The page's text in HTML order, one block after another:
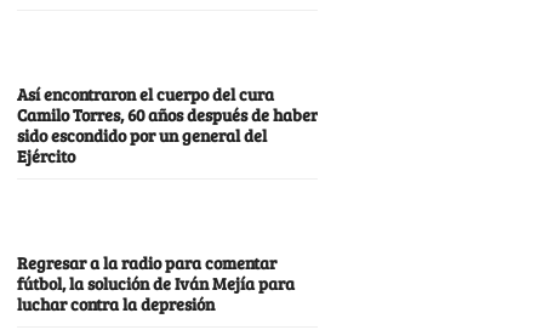
Así encontraron el cuerpo del cura
Camilo Torres, 60 años después de haber
sido escondido por un general del
Ejército
Regresar a la radio para comentar
fútbol, la solución de Iván Mejía para
luchar contra la depresión